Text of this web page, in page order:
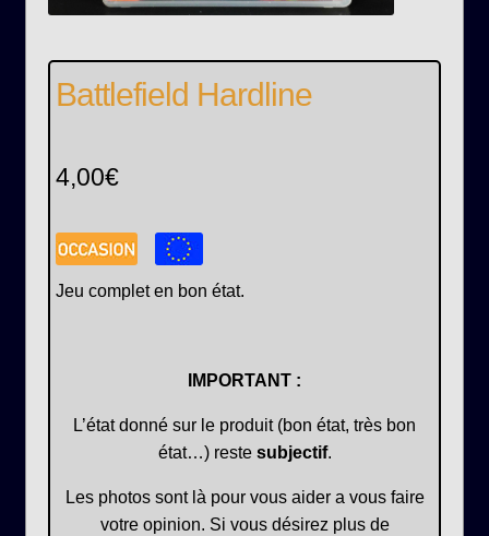
Battlefield Hardline
4,00€
Jeu complet en bon état.
IMPORTANT :
L’état donné sur le produit (bon état, très bon
état…) reste subjectif.
Les photos sont là pour vous aider a vous faire
votre opinion. Si vous désirez plus de